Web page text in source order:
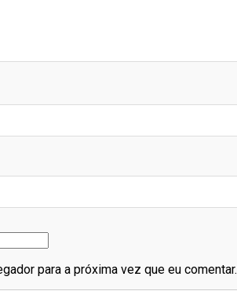
para a próxima vez que eu comentar.